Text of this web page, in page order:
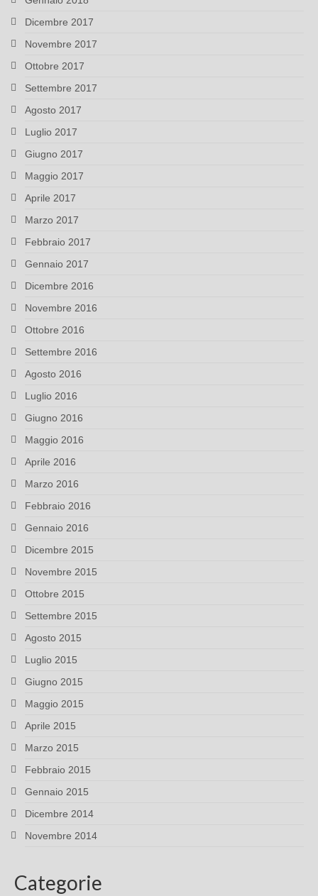
Dicembre 2017
Novembre 2017
Ottobre 2017
Settembre 2017
Agosto 2017
Luglio 2017
Giugno 2017
Maggio 2017
Aprile 2017
Marzo 2017
Febbraio 2017
Gennaio 2017
Dicembre 2016
Novembre 2016
Ottobre 2016
Settembre 2016
Agosto 2016
Luglio 2016
Giugno 2016
Maggio 2016
Aprile 2016
Marzo 2016
Febbraio 2016
Gennaio 2016
Dicembre 2015
Novembre 2015
Ottobre 2015
Settembre 2015
Agosto 2015
Luglio 2015
Giugno 2015
Maggio 2015
Aprile 2015
Marzo 2015
Febbraio 2015
Gennaio 2015
Dicembre 2014
Novembre 2014
Categorie